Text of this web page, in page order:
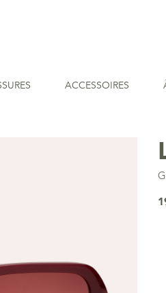
ACCESSOIRES